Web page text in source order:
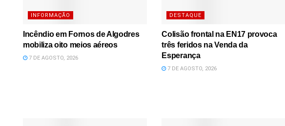
INFORMAÇÃO
Incêndio em Fornos de Algodres
mobiliza oito meios aéreos
7 DE AGOSTO, 2026
DESTAQUE
Colisão frontal na EN17 provoca
três feridos na Venda da
Esperança
7 DE AGOSTO, 2026